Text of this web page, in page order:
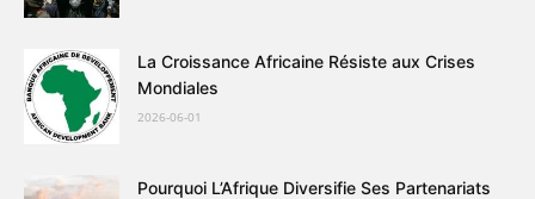
La Croissance Africaine Résiste aux Crises
Mondiales
2026-06-01
Pourquoi L’Afrique Diversifie Ses Partenariats